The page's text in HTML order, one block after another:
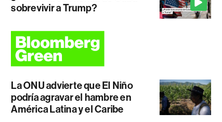
sobrevivir a Trump?
La ONU advierte que El Niño
podría agravar el hambre en
América Latina y el Caribe